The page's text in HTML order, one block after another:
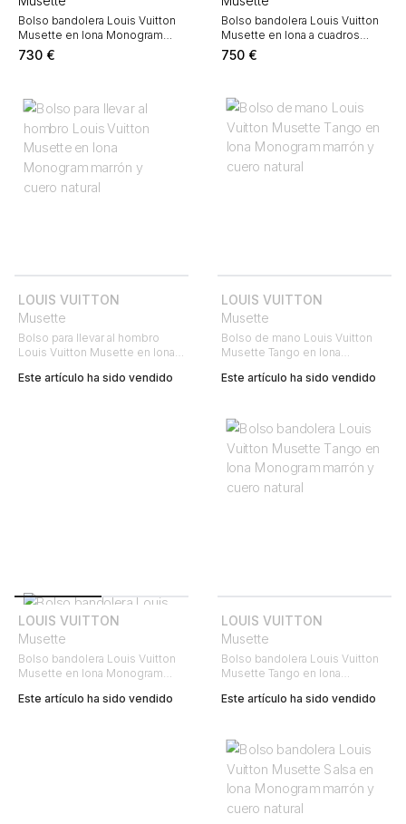
Bolso bandolera Louis Vuitton
Musette en lona Monogram
marrón y cuero natural
730 €
Bolso bandolera Louis Vuitton
Musette en lona a cuadros
ébano y cuero marrón
750 €
LOUIS VUITTON
Musette
Bolso para llevar al hombro
Louis Vuitton Musette en lona
natural
Este artículo ha sido vendido
LOUIS VUITTON
Musette
Bolso de mano Louis Vuitton
Musette Tango en lona
natural
Este artículo ha sido vendido
LOUIS VUITTON
Musette
Bolso bandolera Louis Vuitton
Musette en lona Monogram
Este artículo ha sido vendido
LOUIS VUITTON
Musette
Bolso bandolera Louis Vuitton
Musette Tango en lona
natural
Este artículo ha sido vendido